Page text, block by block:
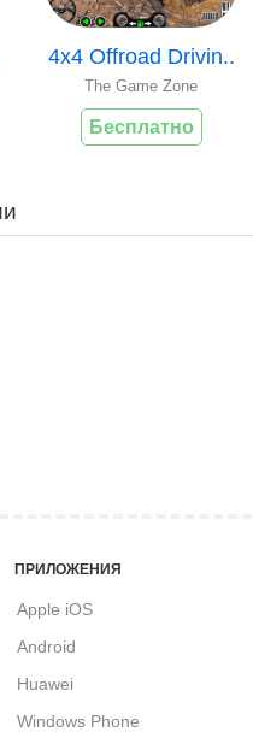
4x4 Offroad Drivin..
The Game Zone
Бесплатно
ПРИЛОЖЕНИЯ
Apple iOS
Android
Huawei
Windows Phone